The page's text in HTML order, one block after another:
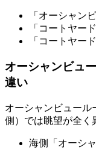
「オーシャン
「コートヤー
「コートヤー
オーシャンビュ
違い
オーシャンビュール
側）では眺望が全く
海側「オーシ